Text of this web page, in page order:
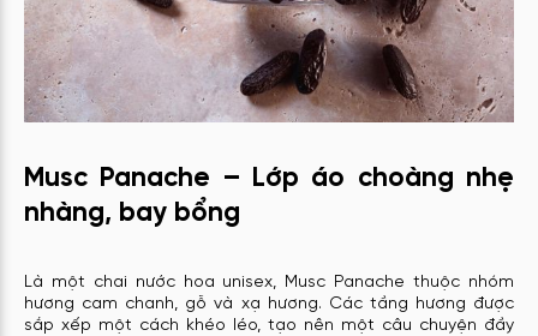
Musc Panache – Lớp áo choàng nhẹ
nhàng, bay bổng
Là một chai nước hoa unisex, Musc Panache thuộc nhóm
hương cam chanh, gỗ và xạ hương. Các tầng hương được
sắp xếp một cách khéo léo, tạo nên một câu chuyện đầy